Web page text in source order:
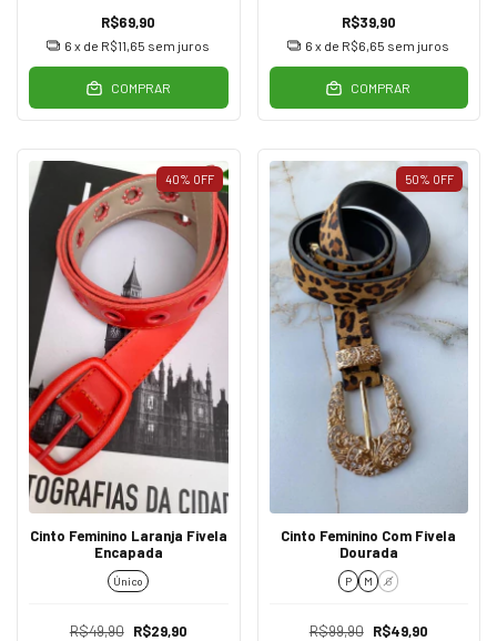
R$69,90
6 x de R$11,65 sem juros
COMPRAR
R$39,90
6 x de R$6,65 sem juros
COMPRAR
40% OFF
Cinto Feminino Laranja Fivela
Encapada
Único
R$49,90 R$29,90
50% OFF
Cinto Feminino Com Fivela
Dourada
P M G
R$99,90 R$49,90